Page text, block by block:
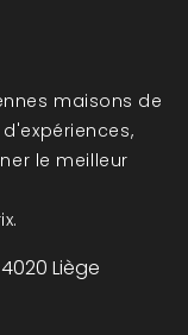
maisons de
le meilleur
Liège